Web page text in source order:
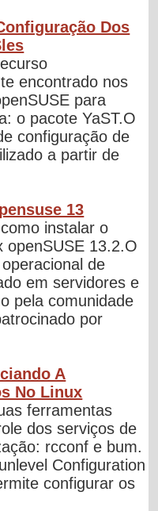
Dos
encontrado nos
para
o pacote YaST.O
configuração de
a partir de
13
instalar o
openSUSE 13.2.O
de
em servidores e
pela comunidade
por
A
No Linux
ferramentas
dos serviços de
rcconf e bum.
Configuration
configurar os